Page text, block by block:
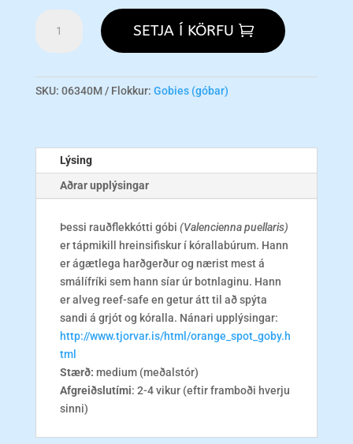
magn
SETJA Í KÖRFU
SKU: 06340M Flokkur: Gobies (góbar)
Lýsing
Aðrar upplýsingar
Þessi rauðflekkótti góbi (Valencienna puellaris)
er tápmikill hreinsifiskur í kórallabúrum. Hann
er ágætlega harðgerður og nærist mest á
smálífríki sem hann síar úr botnlaginu. Hann
er alveg reef-safe en getur átt til að spýta
sandi á grjót og kóralla. Nánari upplýsingar:
http://www.tjorvar.is/html/orange_spot_goby.h
tml
Stærð: medium (meðalstór)
Afgreiðslutími: 2-4 vikur (eftir framboði hverju
sinni)